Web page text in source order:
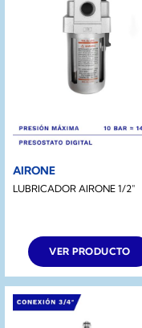
AIRONE
LUBRICADOR AIRONE 1/2″
VER PRODUCTO